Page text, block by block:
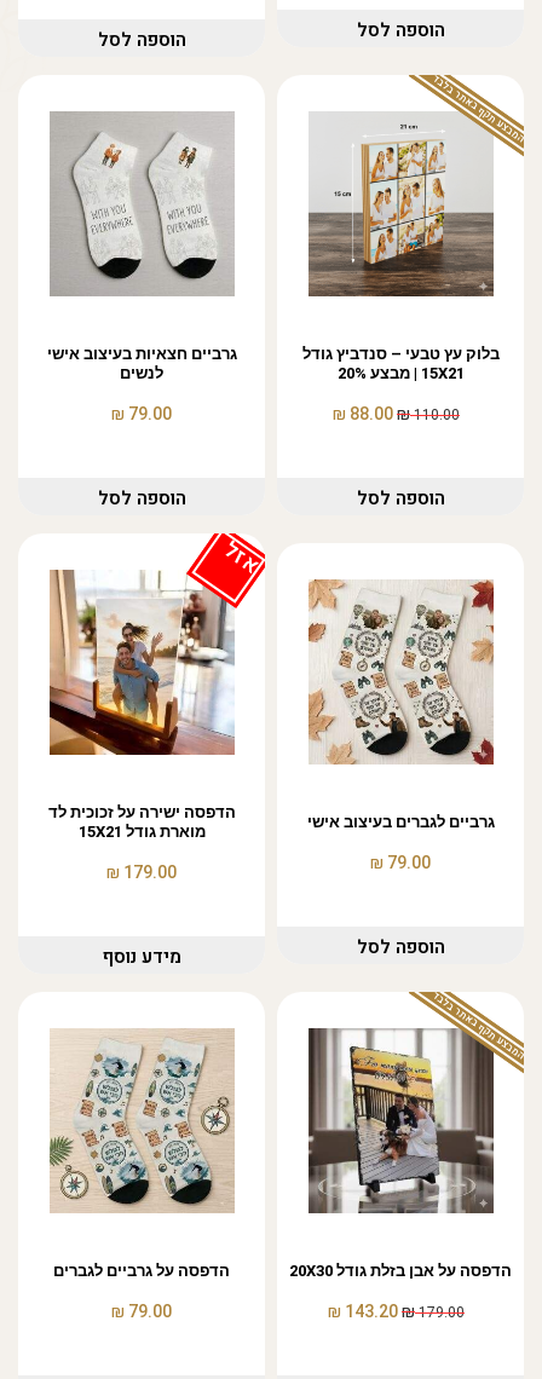
הוספה לסל הוספה לסל
המבצע תקף באתר בלבד
בלוק עץ טבעי – סנדביץ גודל
15X21 | מבצע 20%
110.00
₪
88.00
₪
הוספה לסל
גרביים חצאיות בעיצוב אישי
לנשים
79.00
₪
הוספה לסל
גרביים לגברים בעיצוב אישי
79.00
₪
הוספה לסל
אזל
הדפסה ישירה על זכוכית לד
מוארת גודל 15X21
179.00
₪
מידע נוסף
המבצע תקף באתר בלבד
הדפסה על אבן בזלת גודל 20X30
179.00
₪
143.20
₪
הדפסה על גרביים לגברים
79.00
₪